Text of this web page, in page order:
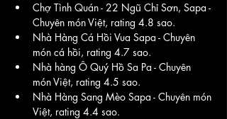
Chợ Tình Quán - 22 Ngũ Chỉ Sơn, Sapa -
Chuyên món Việt, rating 4.8 sao.
Nhà Hàng Cá Hồi Vua Sapa - Chuyên
món cá hồi, rating 4.7 sao.
Nhà hàng Ô Quý Hồ Sa Pa - Chuyên
món Việt, rating 4.5 sao.
Nhà Hàng Sang Mèo Sapa - Chuyên món
Việt, rating 4.4 sao.